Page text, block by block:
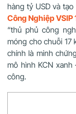
hàng tỷ USD và
Công Nghiệp VSIP
“thủ phủ công
móng cho chuỗi 17
chính là minh
mô hình KCN
công.